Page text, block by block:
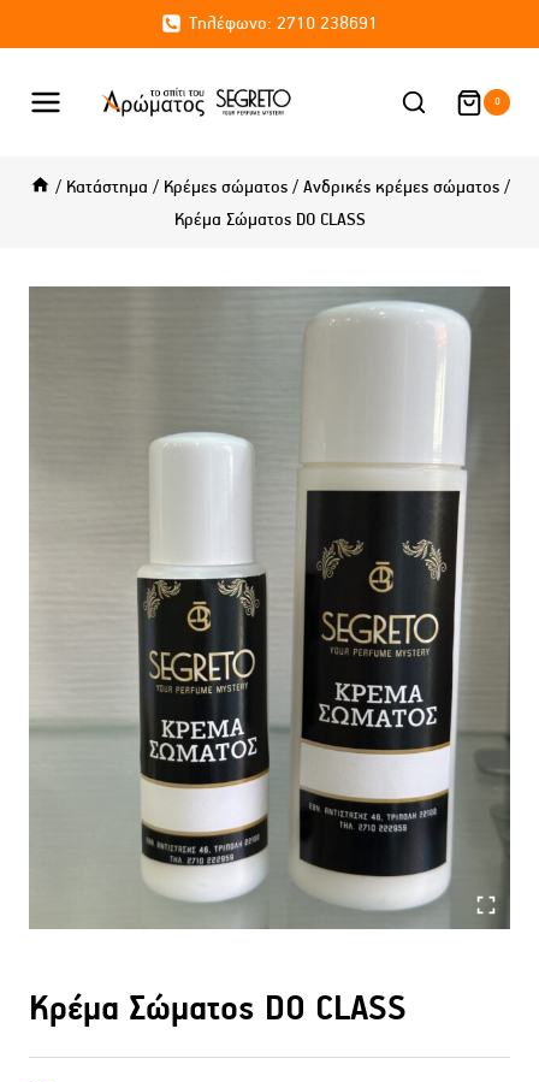
content
Τηλέφωνο: 2710 238691
0
/ Κατάστημα / Κρέμες σώματος / Ανδρικές κρέμες σώματος /
Κρέμα Σώματος DO CLASS
Κρέμα Σώματος DO CLASS